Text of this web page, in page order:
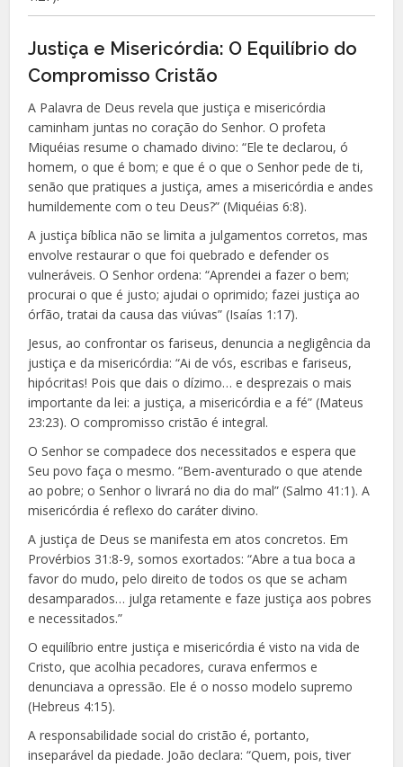
Justiça e Misericórdia: O Equilíbrio do
Compromisso Cristão
A Palavra de Deus revela que justiça e misericórdia
caminham juntas no coração do Senhor. O profeta
Miquéias resume o chamado divino: “Ele te declarou, ó
homem, o que é bom; e que é o que o Senhor pede de ti,
senão que pratiques a justiça, ames a misericórdia e andes
humildemente com o teu Deus?” (Miquéias 6:8).
A justiça bíblica não se limita a julgamentos corretos, mas
envolve restaurar o que foi quebrado e defender os
vulneráveis. O Senhor ordena: “Aprendei a fazer o bem;
procurai o que é justo; ajudai o oprimido; fazei justiça ao
órfão, tratai da causa das viúvas” (Isaías 1:17).
Jesus, ao confrontar os fariseus, denuncia a negligência da
justiça e da misericórdia: “Ai de vós, escribas e fariseus,
hipócritas! Pois que dais o dízimo… e desprezais o mais
importante da lei: a justiça, a misericórdia e a fé” (Mateus
23:23). O compromisso cristão é integral.
O Senhor se compadece dos necessitados e espera que
Seu povo faça o mesmo. “Bem-aventurado o que atende
ao pobre; o Senhor o livrará no dia do mal” (Salmo 41:1). A
misericórdia é reflexo do caráter divino.
A justiça de Deus se manifesta em atos concretos. Em
Provérbios 31:8-9, somos exortados: “Abre a tua boca a
favor do mudo, pelo direito de todos os que se acham
desamparados… julga retamente e faze justiça aos pobres
e necessitados.”
O equilíbrio entre justiça e misericórdia é visto na vida de
Cristo, que acolhia pecadores, curava enfermos e
denunciava a opressão. Ele é o nosso modelo supremo
(Hebreus 4:15).
A responsabilidade social do cristão é, portanto,
inseparável da piedade. João declara: “Quem, pois, tiver